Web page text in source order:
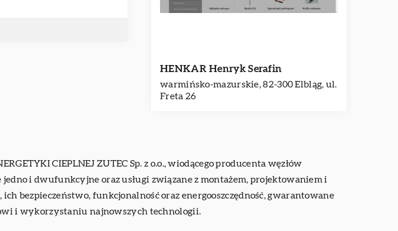
HENKAR Henryk Serafin
warmińsko-mazurskie, 82-300 Elbląg, ul.
Freta 26
CIEPLNEJ ZUTEC Sp. z o.o., wiodącego producenta węzłów
i dwufunkcyjne oraz usługi związane z montażem, projektowaniem i
bezpieczeństwo, funkcjonalność oraz energooszczędność, gwarantowane
i wykorzystaniu najnowszych technologii.